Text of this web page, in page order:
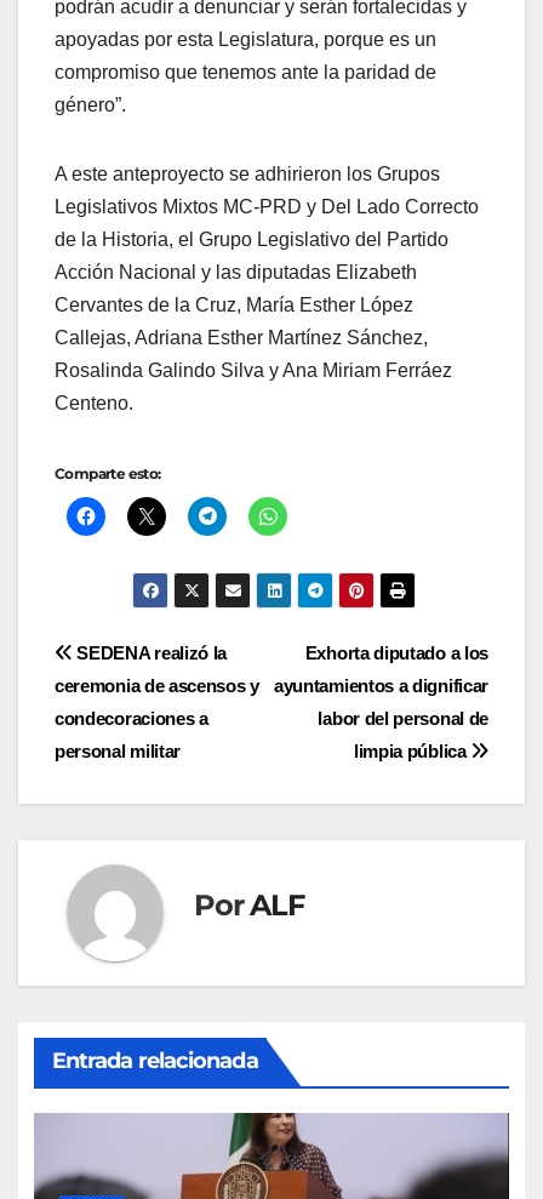
podrán acudir a denunciar y serán fortalecidas y
apoyadas por esta Legislatura, porque es un
compromiso que tenemos ante la paridad de
género”.
A este anteproyecto se adhirieron los Grupos
Legislativos Mixtos MC-PRD y Del Lado Correcto
de la Historia, el Grupo Legislativo del Partido
Acción Nacional y las diputadas Elizabeth
Cervantes de la Cruz, María Esther López
Callejas, Adriana Esther Martínez Sánchez,
Rosalinda Galindo Silva y Ana Miriam Ferráez
Centeno.
Comparte esto:
Navegación
de
entradas
Exhorta diputado a los
ayuntamientos a dignificar
labor del personal de
limpia pública
SEDENA realizó la
ceremonia de ascensos y
condecoraciones a
personal militar
PorALF
Entrada relacionada